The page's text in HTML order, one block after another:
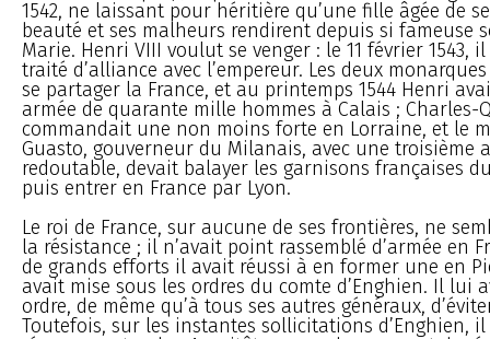
1542, ne laissant pour héritière qu’une fille âgée de
beauté et ses malheurs rendirent depuis si fameuse
Marie. Henri VIII voulut se venger : le 11 février 1543,
traité d’alliance avec l’empereur. Les deux
se partager la France, et au printemps 1544 Henri
armée de quarante mille hommes à Calais ; Charles-
commandait une non moins forte en Lorraine, et le
Guasto, gouverneur du Milanais, avec une troisième
redoutable, devait balayer les garnisons françaises
puis entrer en France par Lyon.
Le roi de France, sur aucune de ses frontières, ne
la résistance ; il n’avait point rassemblé d’armée en
de grands efforts il avait réussi à en former une en
avait mise sous les ordres du comte d’Enghien. Il lui
ordre, de même qu’à tous ses autres généraux,
Toutefois, sur les instantes sollicitations d’Enghien,